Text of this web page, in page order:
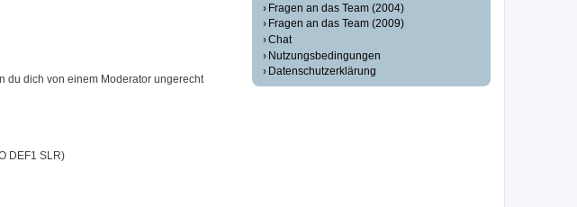
du dich von einem Moderator ungerecht
DEF1 SLR)
Fragen an das Team (2004)
Fragen an das Team (2009)
Chat
Nutzungsbedingungen
Datenschutzerklärung